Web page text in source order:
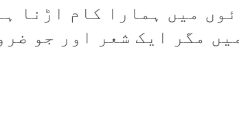
میں ہمارا کام
مگر ایک شعر اور جو